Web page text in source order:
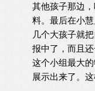
其他孩子那边
料。最后在小
几个大孩子就
报中了，而且
这个小组最大
展示出来了。